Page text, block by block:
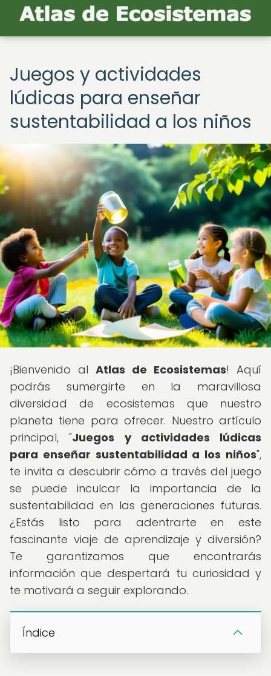
Juegos y actividades
lúdicas para enseñar
sustentabilidad a los niños
¡Bienvenido al Atlas de Ecosistemas! Aquí
podrás sumergirte en la maravillosa
diversidad de ecosistemas que nuestro
planeta tiene para ofrecer. Nuestro artículo
principal, "Juegos y actividades lúdicas
para enseñar sustentabilidad a los niños",
te invita a descubrir cómo a través del juego
se puede inculcar la importancia de la
sustentabilidad en las generaciones futuras.
¿Estás listo para adentrarte en este
fascinante viaje de aprendizaje y diversión?
Te garantizamos que encontrarás
información que despertará tu curiosidad y
te motivará a seguir explorando.
Índice